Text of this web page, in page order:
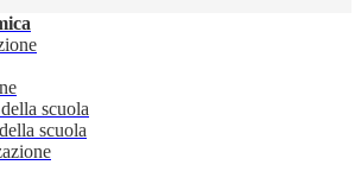
scuola
scuola